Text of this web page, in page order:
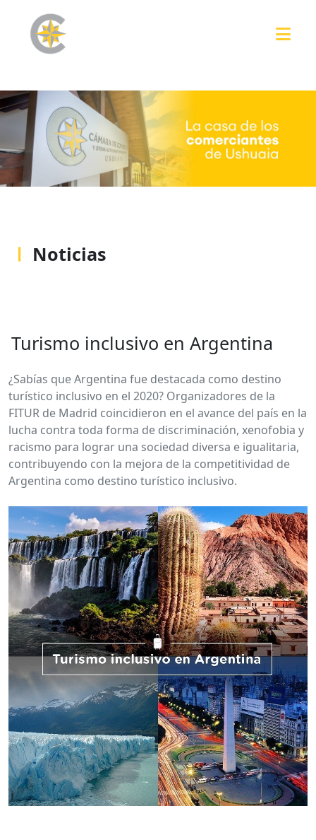
Noticias
Turismo inclusivo en Argentina
¿Sabías que Argentina fue destacada como destino
turístico inclusivo en el 2020? Organizadores de la
FITUR de Madrid coincidieron en el avance del país en la
lucha contra toda forma de discriminación, xenofobia y
racismo para lograr una sociedad diversa e igualitaria,
contribuyendo con la mejora de la competitividad de
Argentina como destino turístico inclusivo.